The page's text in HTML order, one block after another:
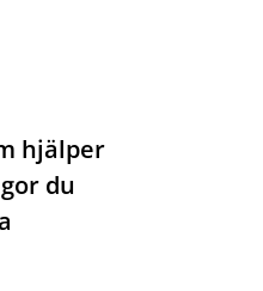
hjälper
du